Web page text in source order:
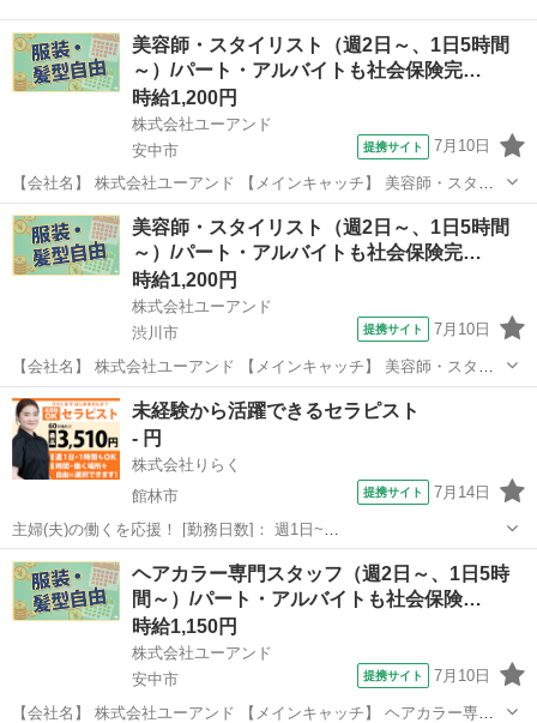
美容師・スタイリスト（週2日～、1日5時間
～）/パート・アルバイトも社会保険完…
時給1,200円
株式会社ユーアンド
安中市
提携サイト 7月10日
【会社名】 株式会社ユーアンド 【メインキャッチ】 美容師・スタイ
リスト（週2日～、1日5時間～）/パート・アルバイトも社会保険完
備！/有給休暇年間１２日間（月１日程度） 【お仕事内容】 ［安中
市］美容室のスタイリスト ...
群馬 安中市 エステ
美容師・スタイリスト（週2日～、1日5時間
～）/パート・アルバイトも社会保険完…
時給1,200円
株式会社ユーアンド
渋川市
提携サイト 7月10日
【会社名】 株式会社ユーアンド 【メインキャッチ】 美容師・スタイ
リスト（週2日～、1日5時間～）/パート・アルバイトも社会保険完
備！/有給休暇年間１２日間（月１日程度） 【お仕事内容】 ［渋川
市］美容室のスタイリスト ...
群馬 渋川市 エステ
未経験から活躍できるセラピスト
- 円
株式会社りらく
館林市
提携サイト 7月14日
主婦(夫)の働くを応援！ [勤務日数]： 週1日~
10:00~16:00/10:00~15:00/10:00~17:00/13:00~18:00/15:00~23:00 月/
火/水/木/金/土/日 などから選べます [...
群馬 館林市 マッサージ
ヘアカラー専門スタッフ（週2日～、1日5時
間～）/パート・アルバイトも社会保険…
時給1,150円
株式会社ユーアンド
安中市
提携サイト 7月10日
【会社名】 株式会社ユーアンド 【メインキャッチ】 ヘアカラー専門